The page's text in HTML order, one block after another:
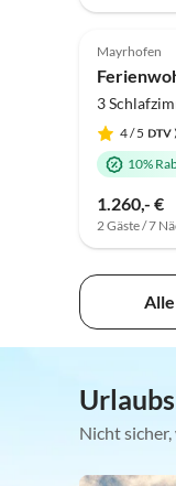
5.0 (6)
Mayrhofen
3
4/ 5
10%
1.260,- €
2 Gäste / 7
Nicht